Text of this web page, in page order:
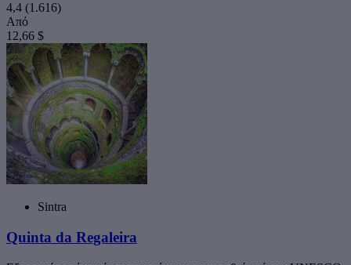
4,4 (1.616)
Από
12,66 $
Sintra
Quinta da Regaleira